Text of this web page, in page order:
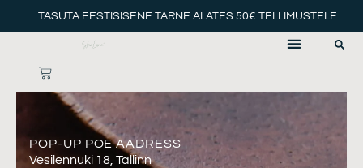
to
TASUTA EESTISISENE TARNE ALATES 50€ TELLIMUSTELE
CART
POP-UP POE AADRESS
Vesilennuki 18, Tallinn